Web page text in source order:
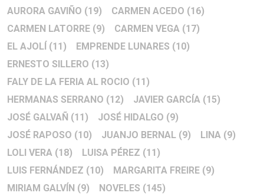
AURORA GAVIÑO (19) CARMEN ACEDO (16)
CARMEN LATORRE (9) CARMEN VEGA (17)
EL AJOLÍ (11) EMPRENDE LUNARES (10)
ERNESTO SILLERO (13)
FALY DE LA FERIA AL ROCIO (11)
HERMANAS SERRANO (12) JAVIER GARCÍA (15)
JOSÉ GALVAÑ (11) JOSÉ HIDALGO (9)
JOSÉ RAPOSO (10) JUANJO BERNAL (9) LINA (9)
LOLI VERA (18) LUISA PÉREZ (11)
LUIS FERNÁNDEZ (10) MARGARITA FREIRE (9)
MIRIAM GALVÍN (9) NOVELES (145)